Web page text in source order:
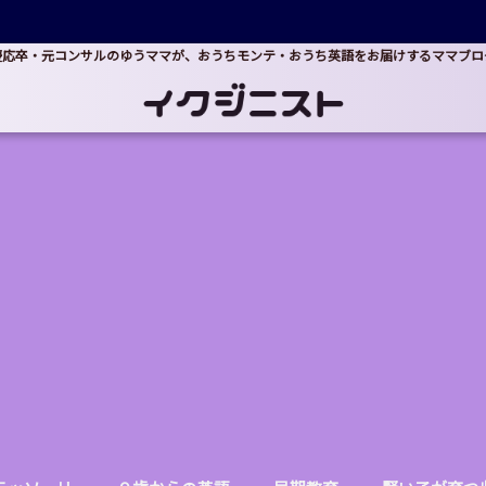
卒・元コンサルのゆうママが、おうちモンテ・おうち英語をお届けするママブ